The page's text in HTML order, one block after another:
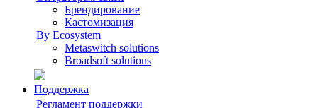
Брендирование
Кастомизация
By Ecosystem
Metaswitch solutions
Broadsoft solutions
Поддержка
Регламент поддержки